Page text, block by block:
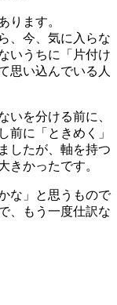
ります。
、今、気に入らな
いうちに「片付け
思い込んでいる人
いを分ける前に、
前に「ときめく」
したが、軸を持つ
きかったです。
な」と思うもので
、もう一度仕訳な